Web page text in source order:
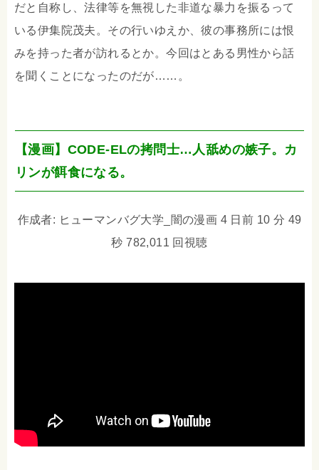
だと自称し、法律等を無視した非道な暴力を振るって
いる伊集院茂夫。その行いゆえか、彼の事務所には恨
みを持った者が訪れるとか。今回はとある男性から話
を聞くことになったのだが……。
【漫画】CODE-ELの拷問士…人舐めの嫉子。カ
リンが餌食になる。
作成者: ヒューマンバグ大学_闇の漫画 4 日前 10 分 49
秒 782,011 回視聴